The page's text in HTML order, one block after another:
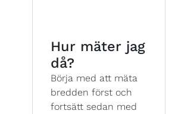
Hur mäter jag
då?
Börja med att mäta
bredden först och
fortsätt sedan med